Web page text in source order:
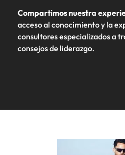
Compartimos nuestra
acceso al conocimiento y la
consultores especializados a
consejos de liderazgo.